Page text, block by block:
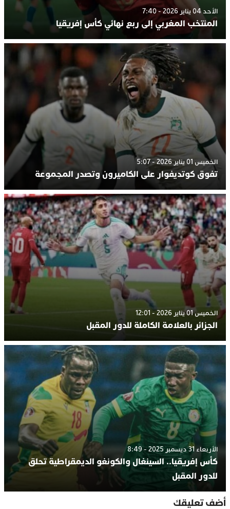
الأحد 04 يناير 2026 - 7:40
المنتخب المغربي إلى ربع نهائي كأس إفريقيا
الخميس 01 يناير 2026 - 5:07
تفوق كوتديفوار على الكاميرون وتصدر المجموعة
الخميس 01 يناير 2026 - 12:01
الجزائر بالعلامة الكاملة للدور المقبل
الأربعاء 31 ديسمبر 2025 - 8:49
كأس إفريقيا.. السينغال والكونغو الديمقراطية تحلق
للدور المقبل
أضف تعليقك